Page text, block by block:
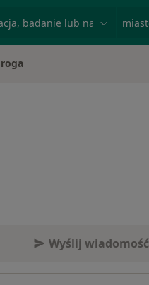
Wyślij wiadomość